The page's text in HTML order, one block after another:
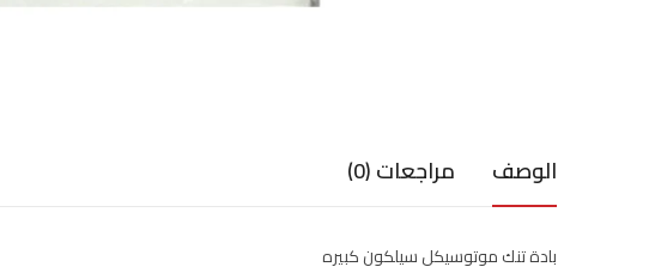
الوصف مراجعات (0)
بادة تنك موتوسيكل سيلكون كبيره